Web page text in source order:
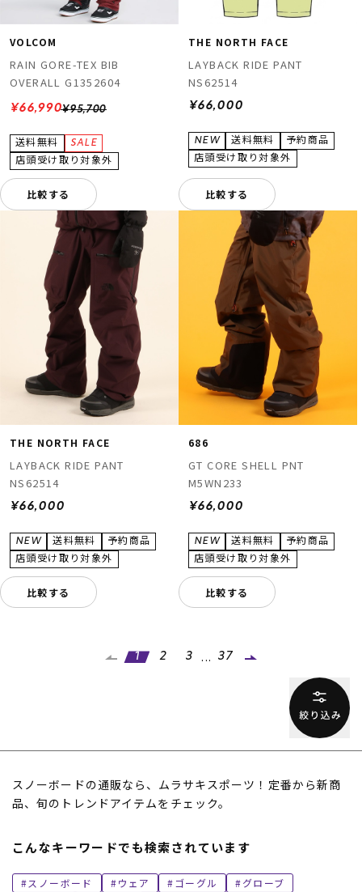
VOLCOM
RAIN GORE-TEX BIB
OVERALL G1352604
¥95,700
¥66,990
比較する
THE NORTH FACE
LAYBACK RIDE PANT
NS62514
¥66,000
比較する
THE NORTH FACE
LAYBACK RIDE PANT
NS62514
¥66,000
比較する
686
GT CORE SHELL PNT
M5WN233
¥66,000
比較する
1 2 3 ... 37
スノーボードの通販なら、ムラサキスポーツ！定番から新商
品、旬のトレンドアイテムをチェック。
こんなキーワードでも検索されています
スノーボード ウェア ゴーグル
グローブ